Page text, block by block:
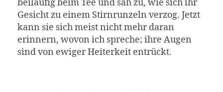
beiläufig beim Tee und sah zu, wie sich ihr
Gesicht zu einem Stirnrunzeln verzog. Jetzt
kann sie sich meist nicht mehr daran
erinnern, wovon ich spreche; ihre Augen
sind von ewiger Heiterkeit entrückt.